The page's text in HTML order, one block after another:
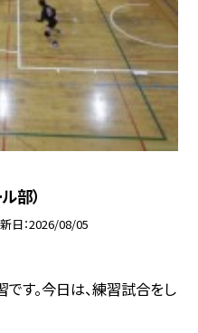
部）
日 2026/08/05
す。今日は、練習試合をし